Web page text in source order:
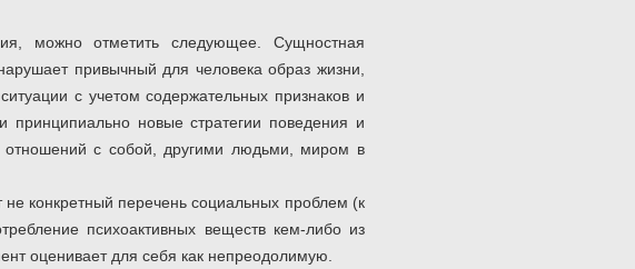
можно отметить следующее. Сущностная
привычный для человека образ жизни,
с учетом содержательных признаков и
принципиально новые стратегии поведения и
отношений с собой, другими людьми, миром в
конкретный перечень социальных проблем (к
психоактивных веществ кем-либо из
оценивает для себя как непреодолимую.